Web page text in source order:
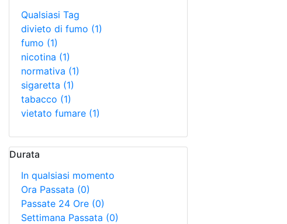
Qualsiasi Tag
divieto di fumo (1)
fumo (1)
nicotina (1)
normativa (1)
sigaretta (1)
tabacco (1)
vietato fumare (1)
Durata
In qualsiasi momento
Ora Passata (0)
Passate 24 Ore (0)
Settimana Passata (0)